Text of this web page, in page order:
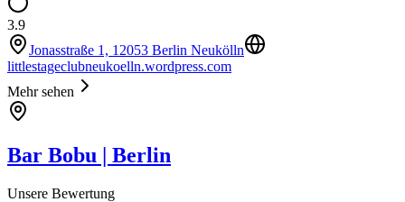
3.9
Jonasstraße 1, 12053 Berlin Neukölln
littlestageclubneukoelln.wordpress.com
Mehr sehen
Bar Bobu | Berlin
Unsere Bewertung